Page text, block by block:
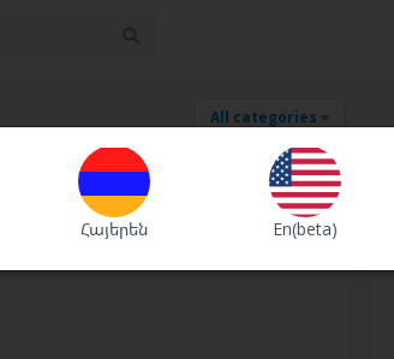
Հայերեն En(beta)
All categories
Լեռնամերձ Մակերես